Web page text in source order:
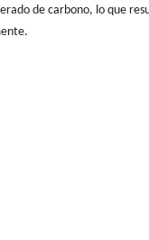
de carbono, lo que